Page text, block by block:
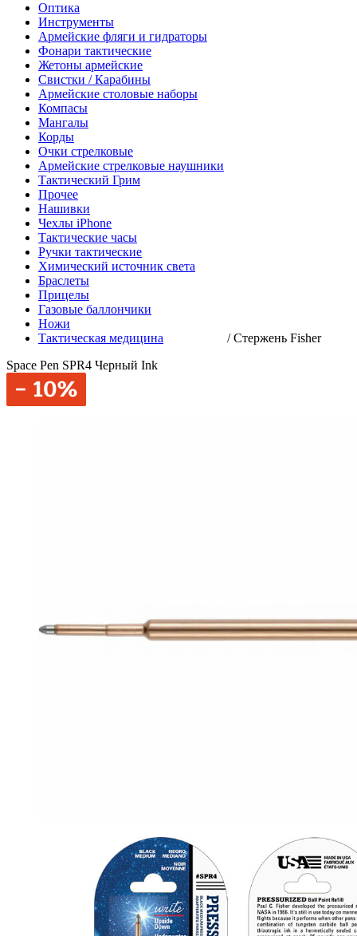
Оптика
Инструменты
Армейские фляги и гидраторы
Фонари тактические
Жетоны армейские
Свистки / Карабины
Армейские столовые наборы
Компасы
Мангалы
Корды
Очки стрелковые
Армейские стрелковые наушники
Тактический Грим
Прочее
Нашивки
Чехлы iPhone
Тактические часы
Ручки тактические
Химический источник света
Браслеты
Прицелы
Газовые баллончики
Ножи
Тактическая медицина
/Стержень Fisher
Space Pen SPR4 Черный Ink